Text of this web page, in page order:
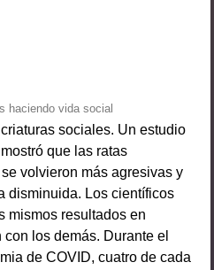
haciendo vida social
sociales. Un estudio
que las ratas
volvieron más agresivas y
disminuida. Los científicos
mismos resultados en
los demás. Durante el
de COVID, cuatro de cada